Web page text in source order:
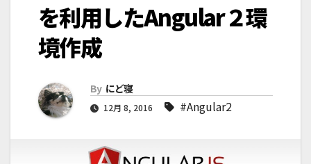
を利用したAngular２環
境作成
By にど寝
12月 8, 2016 #Angular2